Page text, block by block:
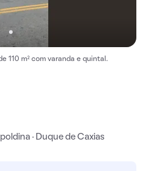
110 m² com varanda e quintal.
· Duque de Caxias